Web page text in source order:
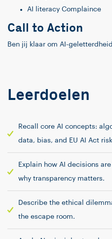
AI literacy Complaince
Call to Action
Ben jij klaar om AI-
Leerdoelen
Recall core AI concepts:
data, bias, and EU AI Act
Explain how AI decisions
why transparency matters.
Describe the ethical
the escape room.